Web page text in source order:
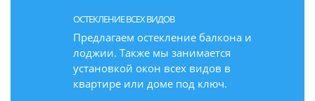
ОСТЕКЛЕНИЕ ВСЕХ ВИДОВ
Предлагаем остекление балкона и
лоджии. Также мы занимается
установкой окон всех видов в
квартире или доме под ключ.